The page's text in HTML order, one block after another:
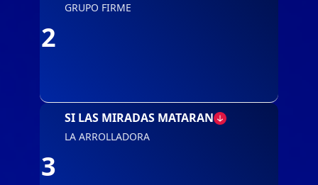
2
GRUPO FIRME
3
SI LAS MIRADAS MATARAN
LA ARROLLADORA